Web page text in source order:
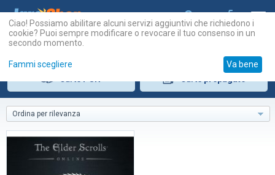
Ordina per rilevanza
Ciao! Possiamo abilitare alcuni servizi aggiuntivi che richiedono i
cookie? Puoi sempre modificare o revocare il tuo consenso in un
secondo momento.
Fammi scegliere Va bene